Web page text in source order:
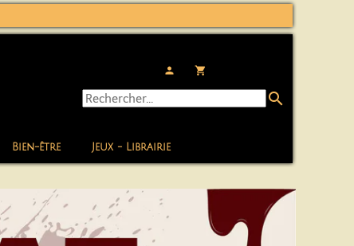
Bien-être Jeux - Librairie
person local_grocery_store
search